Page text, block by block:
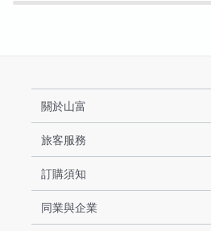
關於山富
旅客服務
訂購須知
同業與企業